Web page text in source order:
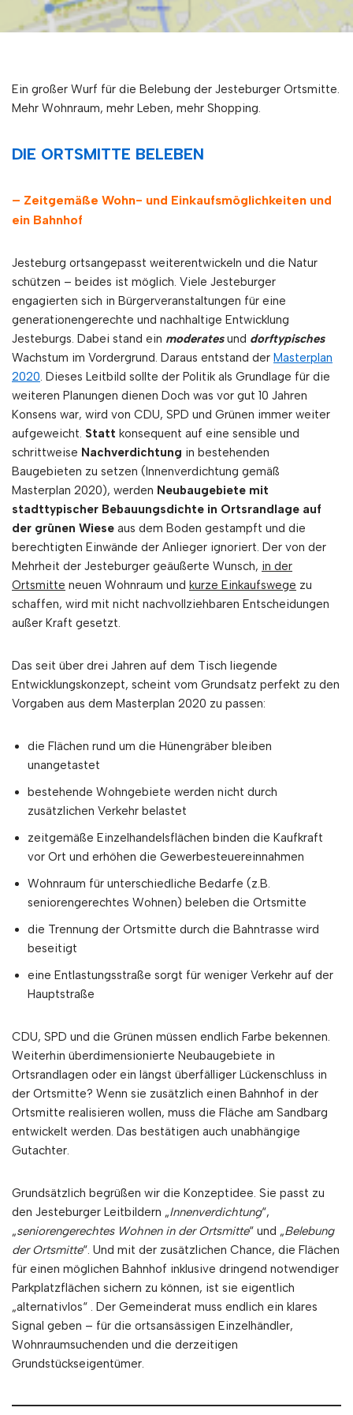
Ein großer Wurf für die Belebung der Jesteburger Ortsmitte.
Mehr Wohnraum, mehr Leben, mehr Shopping.
DIE ORTSMITTE BELEBEN
– Zeitgemäße Wohn- und Einkaufsmöglichkeiten und
ein Bahnhof
Jesteburg ortsangepasst weiterentwickeln und die Natur
schützen – beides ist möglich. Viele Jesteburger
engagierten sich in Bürgerveranstaltungen für eine
generationengerechte und nachhaltige Entwicklung
Jesteburgs. Dabei stand ein moderatesund dorftypisches
Wachstum im Vordergrund. Daraus entstand der Masterplan
2020. Dieses Leitbild sollte der Politik als Grundlage für die
weiteren Planungen dienen Doch was vor gut 10 Jahren
Konsens war, wird von CDU, SPD und Grünen immer weiter
aufgeweicht. Statt konsequent auf eine sensible und
schrittweise Nachverdichtung in bestehenden
Baugebieten zu setzen (Innenverdichtung gemäß
Masterplan 2020), werden Neubaugebiete mit
stadttypischer Bebauungsdichte in Ortsrandlage auf
der grünen Wiese aus dem Boden gestampft und die
berechtigten Einwände der Anlieger ignoriert. Der von der
Mehrheit der Jesteburger geäußerte Wunsch, in der
Ortsmitte neuen Wohnraum und kurze Einkaufswege zu
schaffen, wird mit nicht nachvollziehbaren Entscheidungen
außer Kraft gesetzt.
Das seit über drei Jahren auf dem Tisch liegende
Entwicklungskonzept, scheint vom Grundsatz perfekt zu den
Vorgaben aus dem Masterplan 2020 zu passen:
die Flächen rund um die Hünengräber bleiben
unangetastet
bestehende Wohngebiete werden nicht durch
zusätzlichen Verkehr belastet
zeitgemäße Einzelhandelsflächen binden die Kaufkraft
vor Ort und erhöhen die Gewerbesteuereinnahmen
Wohnraum für unterschiedliche Bedarfe (z.B.
seniorengerechtes Wohnen) beleben die Ortsmitte
die Trennung der Ortsmitte durch die Bahntrasse wird
beseitigt
eine Entlastungsstraße sorgt für weniger Verkehr auf der
Hauptstraße
CDU, SPD und die Grünen müssen endlich Farbe bekennen.
Weiterhin überdimensionierte Neubaugebiete in
Ortsrandlagen oder ein längst überfälliger Lückenschluss in
der Ortsmitte? Wenn sie zusätzlich einen Bahnhof in der
Ortsmitte realisieren wollen, muss die Fläche am Sandbarg
entwickelt werden. Das bestätigen auch unabhängige
Gutachter.
Grundsätzlich begrüßen wir die Konzeptidee. Sie passt zu
den Jesteburger Leitbildern „Innenverdichtung“,
„seniorengerechtes Wohnen in der Ortsmitte“ und „Belebung
der Ortsmitte“. Und mit der zusätzlichen Chance, die Flächen
für einen möglichen Bahnhof inklusive dringend notwendiger
Parkplatzflächen sichern zu können, ist sie eigentlich
„alternativlos“ . Der Gemeinderat muss endlich ein klares
Signal geben – für die ortsansässigen Einzelhändler,
Wohnraumsuchenden und die derzeitigen
Grundstückseigentümer.